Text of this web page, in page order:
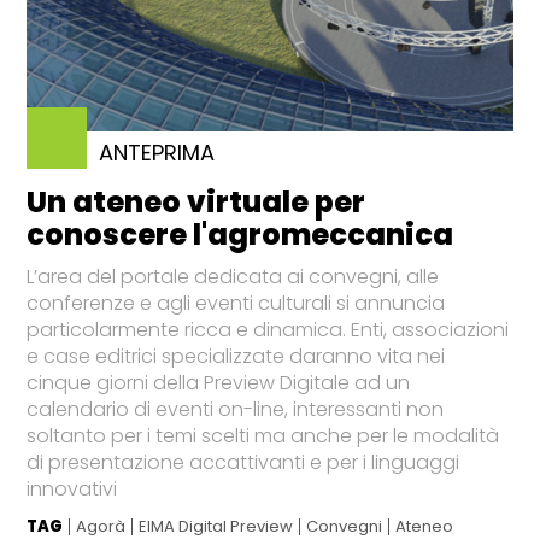
ANTEPRIMA
Un ateneo virtuale per
conoscere l'agromeccanica
L’area del portale dedicata ai convegni, alle
conferenze e agli eventi culturali si annuncia
particolarmente ricca e dinamica. Enti, associazioni
e case editrici specializzate daranno vita nei
cinque giorni della Preview Digitale ad un
calendario di eventi on-line, interessanti non
soltanto per i temi scelti ma anche per le modalità
di presentazione accattivanti e per i linguaggi
innovativi
TAG Agorà EIMA Digital Preview Convegni Ateneo